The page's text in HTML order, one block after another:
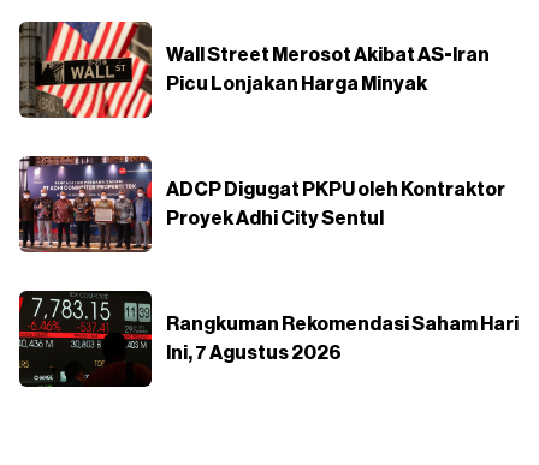
Wall Street Merosot Akibat AS-Iran
Picu Lonjakan Harga Minyak
ADCP Digugat PKPU oleh Kontraktor
Proyek Adhi City Sentul
Rangkuman Rekomendasi Saham Hari
Ini, 7 Agustus 2026